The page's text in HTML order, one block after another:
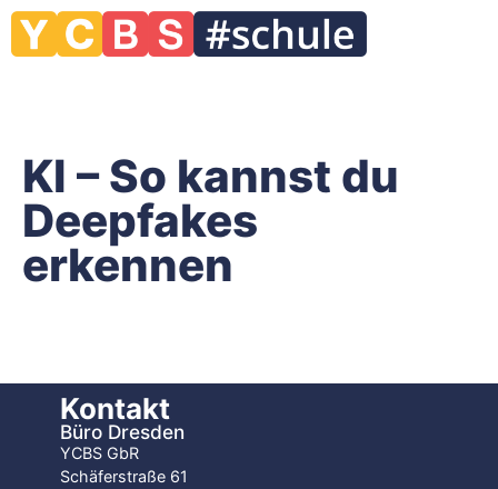
KI – So kannst du
Deepfakes
erkennen
Kontakt
Büro Dresden
YCBS GbR
Schäferstraße 61